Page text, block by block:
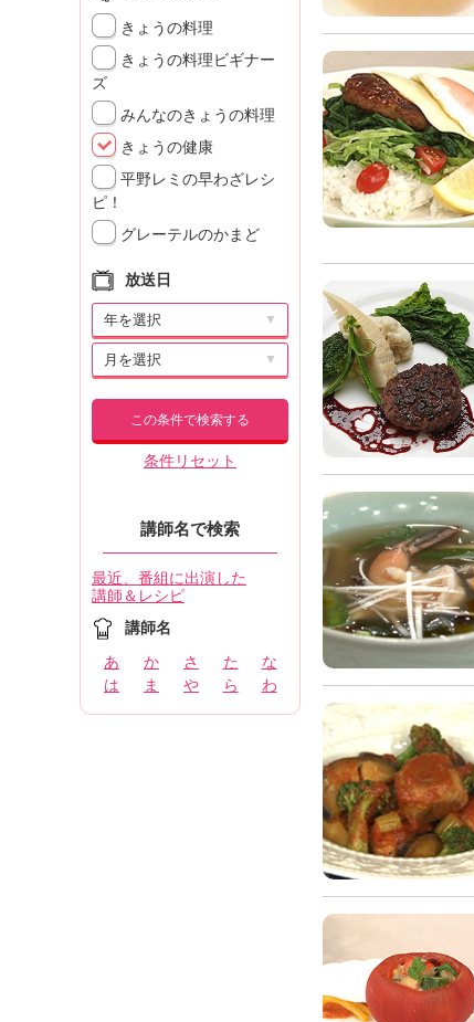
きょうの料理
きょうの料理ビギナー
ズ
みんなのきょうの料理
きょうの健康
平野レミの早わざレシ
ピ！
グレーテルのかまど
放送日
▼
▼
この条件で検索する
条件リセット
講師名で検索
最近、番組に出演した
講師＆レシピ
講師名
あ か さ た
な
は
ま や ら わ